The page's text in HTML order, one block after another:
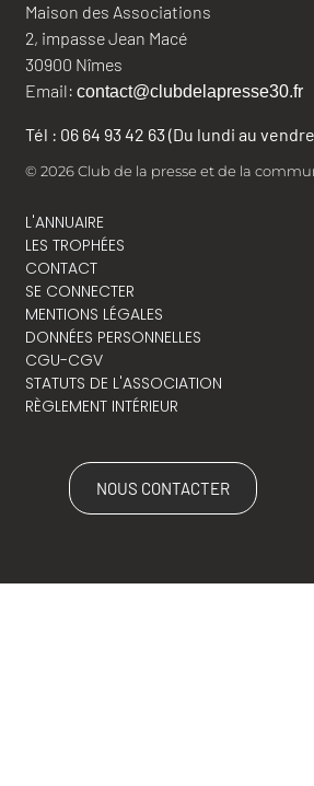
Maison des Associations
2, impasse Jean Macé
30900 Nîmes
Email: contact@clubdelapresse30.fr
Tél : 06 64 93 42 63 (Du lundi au
© 2026 Club de la presse et de la
L'ANNUAIRE
LES TROPHÉES
CONTACT
SE CONNECTER
MENTIONS LÉGALES
DONNÉES PERSONNELLES
CGU-CGV
STATUTS DE L'ASSOCIATION
RÈGLEMENT INTÉRIEUR
NOUS CONTACTER